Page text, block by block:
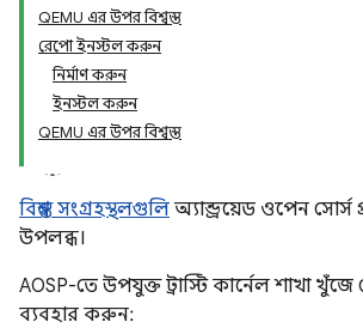
QEMU এর উপর বিশ্বস্ত
রেপো ইনস্টল করুন
নির্মাণ করুন
ইনস্টল করুন
QEMU এর উপর বিশ্বস্ত
বিশ্বস্ত সংগ্রহস্থলগুলি অ্যান্ড্রয়েড ওপেন সোর্স
উপলব্ধ।
AOSP-তে উপযুক্ত ট্রাস্টি কার্নেল শাখা
ব্যবহার করুন: